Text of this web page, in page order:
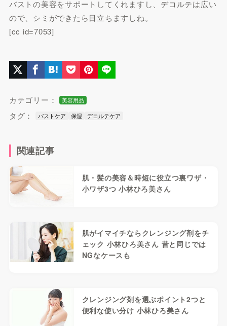
バストの美容をサポートしてくれますし、デコルテは広い
ので、シミができたら目立ちますしね。
[cc id=7053]
カテゴリー： 美容用品
タグ： バストケア 保湿 デコルテケア
関連記事
肌・髪の美容＆時短に役立つ裏ワザ・
小ワザ3つ 小林ひろ美さん
肌がイマイチならクレンジング剤をチ
ェック 小林ひろ美さん 昔と同じでは
NGなケースも
クレンジング剤を選ぶポイント2つと
便利な使い分け 小林ひろ美さん